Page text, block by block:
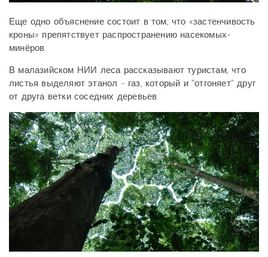
Еще одно объяснение состоит в том, что «застенчивость
кроны» препятствует распространению насекомых-
минёров.
В малазийском НИИ леса рассказывают туристам, что
листья выделяют этанол - газ, который и "отгоняет" друг
от друга ветки соседних деревьев.